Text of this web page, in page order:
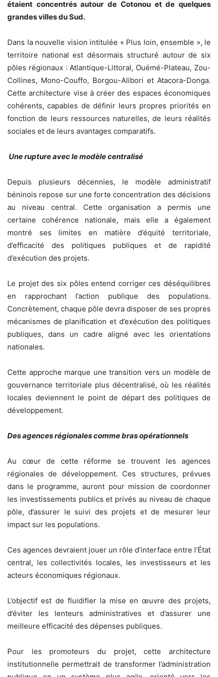
étaient concentrés autour de Cotonou et de quelques
grandes villes du Sud.
Dans la nouvelle vision intitulée « Plus loin, ensemble », le
territoire national est désormais structuré autour de six
pôles régionaux : Atlantique-Littoral, Ouémé-Plateau, Zou-
Collines, Mono-Couffo, Borgou-Alibori et Atacora-Donga.
Cette architecture vise à créer des espaces économiques
cohérents, capables de définir leurs propres priorités en
fonction de leurs ressources naturelles, de leurs réalités
sociales et de leurs avantages comparatifs.
Une rupture avec le modèle centralisé
Depuis plusieurs décennies, le modèle administratif
béninois repose sur une forte concentration des décisions
au niveau central. Cette organisation a permis une
certaine cohérence nationale, mais elle a également
montré ses limites en matière d’équité territoriale,
d’efficacité des politiques publiques et de rapidité
d’exécution des projets.
Le projet des six pôles entend corriger ces déséquilibres
en rapprochant l’action publique des populations.
Concrètement, chaque pôle devra disposer de ses propres
mécanismes de planification et d’exécution des politiques
publiques, dans un cadre aligné avec les orientations
nationales.
Cette approche marque une transition vers un modèle de
gouvernance territoriale plus décentralisé, où les réalités
locales deviennent le point de départ des politiques de
développement.
Des agences régionales comme bras opérationnels
Au cœur de cette réforme se trouvent les agences
régionales de développement. Ces structures, prévues
dans le programme, auront pour mission de coordonner
les investissements publics et privés au niveau de chaque
pôle, d’assurer le suivi des projets et de mesurer leur
impact sur les populations.
Ces agences devraient jouer un rôle d’interface entre l’État
central, les collectivités locales, les investisseurs et les
acteurs économiques régionaux.
L’objectif est de fluidifier la mise en œuvre des projets,
d’éviter les lenteurs administratives et d’assurer une
meilleure efficacité des dépenses publiques.
Pour les promoteurs du projet, cette architecture
institutionnelle permettrait de transformer l’administration